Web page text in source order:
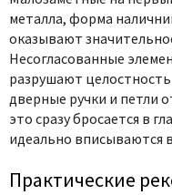
металла, форма
оказывают
Несогласованные
разрушают
дверные ручки и петли
это сразу бросается в
идеально вписываются
Практические